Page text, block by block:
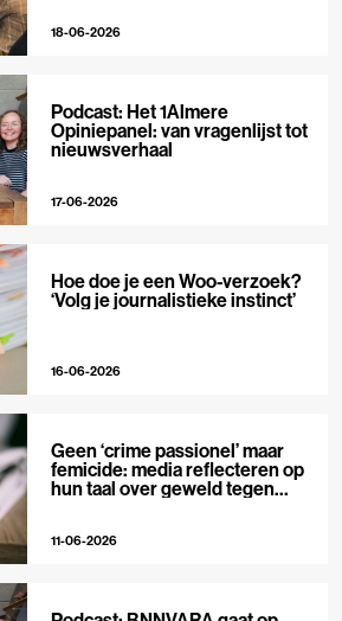
18-06-2026
Podcast: Het 1Almere
Opiniepanel: van vragenlijst tot
nieuwsverhaal
17-06-2026
Hoe doe je een Woo-verzoek?
‘Volg je journalistieke instinct’
16-06-2026
Geen ‘crime passionel’ maar
femicide: media reflecteren op
hun taal over geweld tegen
11-06-2026